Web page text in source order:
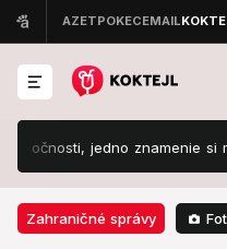
jedno znamenie si
Zahraničné správy
Zahraničné správy 02.